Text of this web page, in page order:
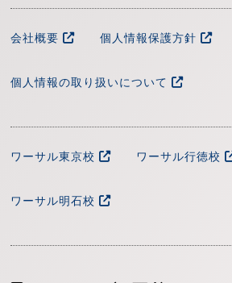
会社概要 個人情報保護方針
個人情報の取り扱いについて
ワーサル東京校 ワーサル行徳校
ワーサル明石校